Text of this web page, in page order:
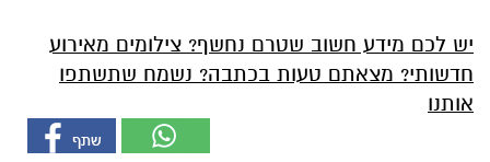
יש לכם מידע חשוב שטרם נחשף? צילומים מאירוע
חדשותי? מצאתם טעות בכתבה? נשמח שתשתפו
אותנו